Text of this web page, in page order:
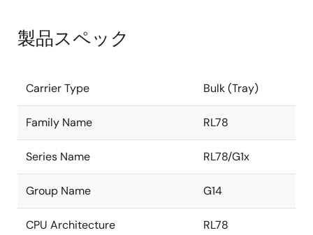
製品スペック
Carrier Type Bulk (Tray)
Family Name RL78
Series Name RL78/G1x
Group Name G14
CPU Architecture RL78